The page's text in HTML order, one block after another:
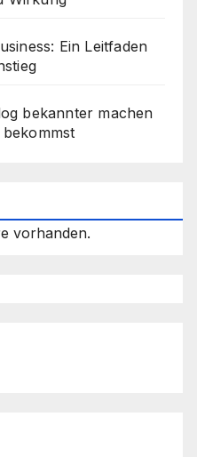
Ein Leitfaden
bekannter machen
vorhanden.